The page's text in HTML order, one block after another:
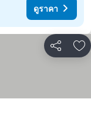
ดูราคา
แชร์ เ